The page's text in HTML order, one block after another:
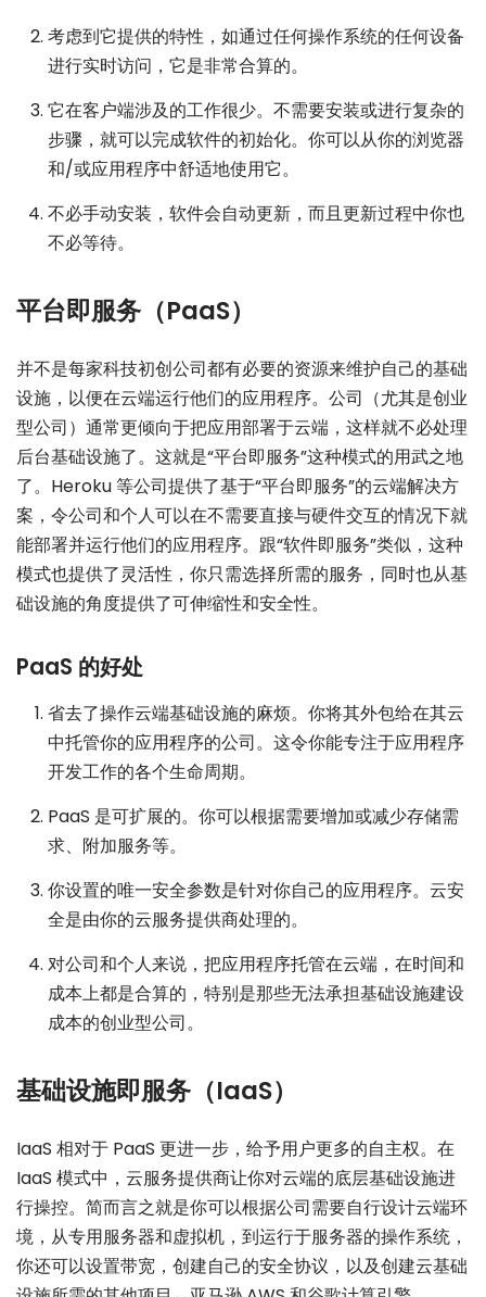
考虑到它提供的特性，如通过任何操作系统的任何设备
进行实时访问，它是非常合算的。
它在客户端涉及的工作很少。不需要安装或进行复杂的
步骤，就可以完成软件的初始化。你可以从你的浏览器
和/或应用程序中舒适地使用它。
不必手动安装，软件会自动更新，而且更新过程中你也
不必等待。
平台即服务（PaaS）
并不是每家科技初创公司都有必要的资源来维护自己的基础
设施，以便在云端运行他们的应用程序。公司（尤其是创业
型公司）通常更倾向于把应用部署于云端，这样就不必处理
后台基础设施了。这就是“平台即服务”这种模式的用武之地
了。Heroku 等公司提供了基于“平台即服务”的云端解决方
案，令公司和个人可以在不需要直接与硬件交互的情况下就
能部署并运行他们的应用程序。跟“软件即服务”类似，这种
模式也提供了灵活性，你只需选择所需的服务，同时也从基
础设施的角度提供了可伸缩性和安全性。
PaaS 的好处
省去了操作云端基础设施的麻烦。你将其外包给在其云
中托管你的应用程序的公司。这令你能专注于应用程序
开发工作的各个生命周期。
PaaS 是可扩展的。你可以根据需要增加或减少存储需
求、附加服务等。
你设置的唯一安全参数是针对你自己的应用程序。云安
全是由你的云服务提供商处理的。
对公司和个人来说，把应用程序托管在云端，在时间和
成本上都是合算的，特别是那些无法承担基础设施建设
成本的创业型公司。
基础设施即服务（IaaS）
IaaS 相对于 PaaS 更进一步，给予用户更多的自主权。在
IaaS 模式中，云服务提供商让你对云端的底层基础设施进
行操控。简而言之就是你可以根据公司需要自行设计云端环
境，从专用服务器和虚拟机，到运行于服务器的操作系统，
你还可以设置带宽，创建自己的安全协议，以及创建云基础